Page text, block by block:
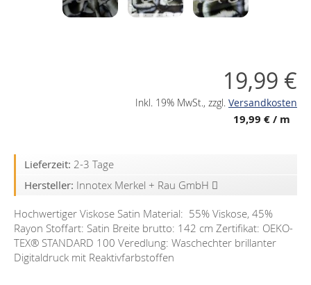
19,99 €
Inkl. 19% MwSt., zzgl. Versandkosten
19,99 €/ m
Lieferzeit: 2-3 Tage
Hersteller: Innotex Merkel + Rau GmbH
Hochwertiger Viskose Satin Material: 55% Viskose, 45%
Rayon Stoffart: Satin Breite brutto: 142 cm Zertifikat: OEKO-
TEX®️ STANDARD 100 Veredlung: Waschechter brillanter
Digitaldruck mit Reaktivfarbstoffen